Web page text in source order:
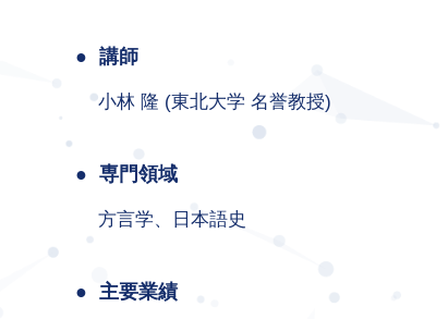
講師
小林 隆 (東北大学 名誉教授)
専門領域
方言学、日本語史
主要業績